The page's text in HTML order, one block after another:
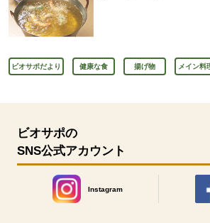
ビオサポだより 健康な食 揚げ物 メイン料
ビオサポの
SNS公式アカウント
Instagram
別のウィンドウで開きます。